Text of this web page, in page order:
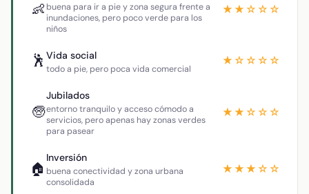
👶 buena para ir a pie y zona segura frente a
inundaciones, pero poco verde para los
niños
★★☆☆☆
🕺 Vida social
todo a pie, pero poca vida comercial
★☆☆☆☆
🧓
Jubilados
entorno tranquilo y acceso cómodo a
servicios, pero apenas hay zonas verdes
para pasear
★★☆☆☆
🏠
Inversión
buena conectividad y zona urbana
consolidada
★★★☆☆